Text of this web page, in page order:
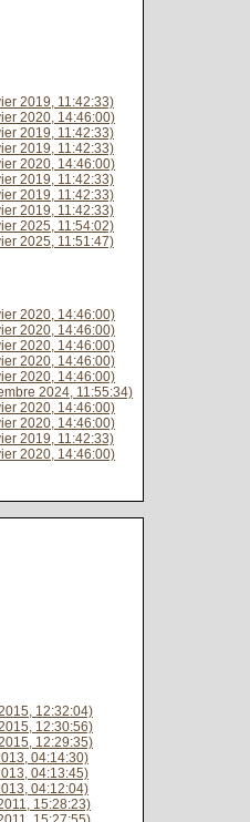
2019, 11:42:33)
2020, 14:46:00)
2019, 11:42:33)
2019, 11:42:33)
2020, 14:46:00)
2019, 11:42:33)
2019, 11:42:33)
2019, 11:42:33)
2025, 11:54:02)
2025, 11:51:47)
2020, 14:46:00)
2020, 14:46:00)
2020, 14:46:00)
2020, 14:46:00)
2020, 14:46:00)
2024, 11:55:34)
2020, 14:46:00)
2020, 14:46:00)
2019, 11:42:33)
2020, 14:46:00)
12:32:04)
12:30:56)
12:29:35)
04:14:30)
04:13:45)
04:12:04)
15:28:23)